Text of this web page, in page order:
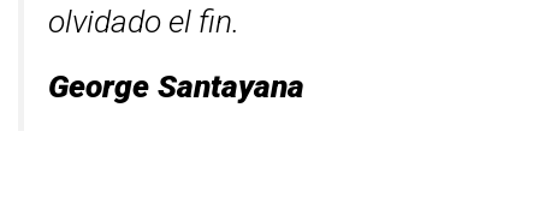
olvidado el fin.
George Santayana